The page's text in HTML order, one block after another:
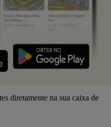
diretamente na sua caixa de